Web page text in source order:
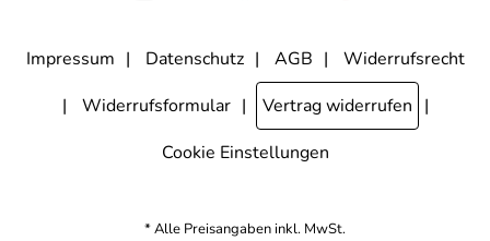
Impressum Datenschutz AGB
Widerrufsrecht
Widerrufsformular
Vertrag widerrufen
Cookie Einstellungen
* Alle Preisangaben inkl. MwSt.